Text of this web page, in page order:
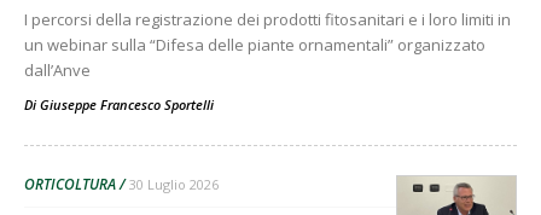
I percorsi della registrazione dei prodotti fitosanitari e i loro limiti in
un webinar sulla “Difesa delle piante ornamentali” organizzato
dall’Anve
Di Giuseppe Francesco Sportelli
ORTICOLTURA 30 Luglio 2026